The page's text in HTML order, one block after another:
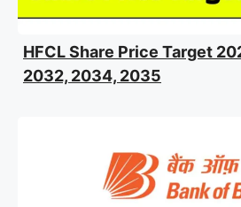
HFCL Share Price Target
2032, 2034, 2035